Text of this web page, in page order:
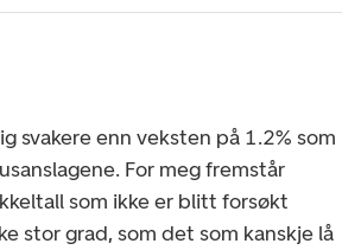
svakere enn veksten på 1.2% som
For meg fremstår
som ikke er blitt forsøkt
stor grad, som det som kanskje lå